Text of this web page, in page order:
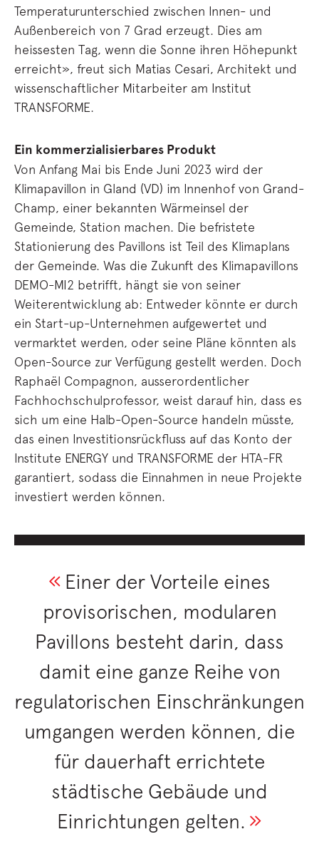
Temperaturunterschied zwischen Innen- und
Außenbereich von 7 Grad erzeugt. Dies am
heissesten Tag, wenn die Sonne ihren Höhepunkt
erreicht», freut sich Matias Cesari, Architekt und
wissenschaftlicher Mitarbeiter am Institut
TRANSFORME.
Ein kommerzialisierbares Produkt
Von Anfang Mai bis Ende Juni 2023 wird der
Klimapavillon in Gland (VD) im Innenhof von Grand-
Champ, einer bekannten Wärmeinsel der
Gemeinde, Station machen. Die befristete
Stationierung des Pavillons ist Teil des Klimaplans
der Gemeinde. Was die Zukunft des Klimapavillons
DEMO-MI2 betrifft, hängt sie von seiner
Weiterentwicklung ab: Entweder könnte er durch
ein Start-up-Unternehmen aufgewertet und
vermarktet werden, oder seine Pläne könnten als
Open-Source zur Verfügung gestellt werden. Doch
Raphaël Compagnon, ausserordentlicher
Fachhochschulprofessor, weist darauf hin, dass es
sich um eine Halb-Open-Source handeln müsste,
das einen Investitionsrückfluss auf das Konto der
Institute ENERGY und TRANSFORME der HTA-FR
garantiert, sodass die Einnahmen in neue Projekte
investiert werden können.
Einer der Vorteile eines
provisorischen, modularen
Pavillons besteht darin, dass
damit eine ganze Reihe von
regulatorischen Einschränkungen
umgangen werden können, die
für dauerhaft errichtete
städtische Gebäude und
Einrichtungen gelten.